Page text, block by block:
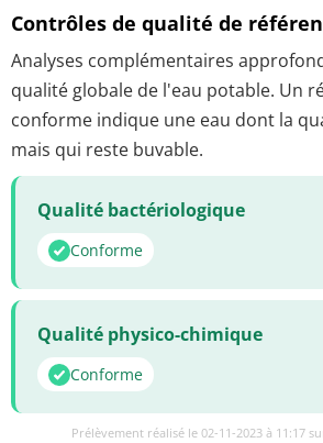
Contrôles de qualité de
Analyses complémentaires
qualité globale de l'eau potable. Un
conforme indique une eau dont la
mais qui reste buvable.
Qualité bactériologique
Conforme
Qualité physico-chimique
Conforme
Prélèvement réalisé le 02-11-2023 à 11:17